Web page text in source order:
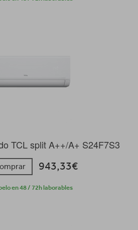
TCL split A++/A+ S24F7S3
943,33€
en 48 / 72h laborables